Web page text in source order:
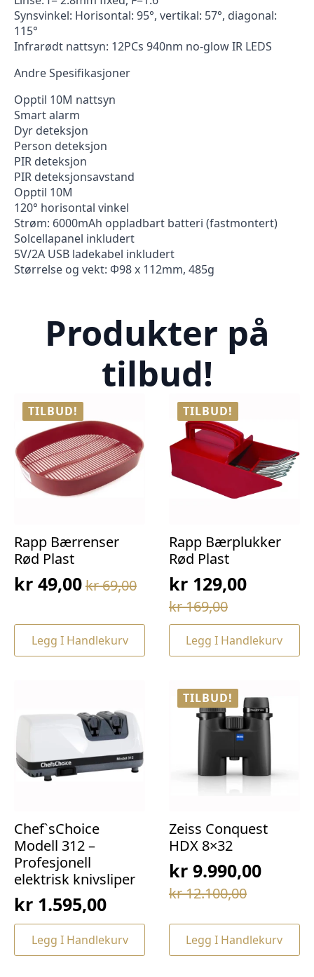
Synsvinkel: Horisontal: 95°, vertikal: 57°, diagonal:
115°
Infrarødt nattsyn: 12PCs 940nm no-glow IR LEDS
Andre Spesifikasjoner
Opptil 10M nattsyn
Smart alarm
Dyr deteksjon
Person deteksjon
PIR deteksjon
PIR deteksjonsavstand
Opptil 10M
120° horisontal vinkel
Strøm: 6000mAh oppladbart batteri (fastmontert)
Solcellapanel inkludert
5V/2A USB ladekabel inkludert
Størrelse og vekt: Φ98 x 112mm, 485g
Produkter på
tilbud!
TILBUD!
Rapp Bærrenser
Rød Plast
kr69,00
Opprinnelig
var:
kr 69,00.
kr 49,00
Nåværende
er:
kr 49,00.
Legg I Handlekurv
TILBUD!
Rapp Bærplukker
Rød Plast
kr169,00
Opprinnelig
pris
var:
kr129,00
Nåværende
pris
er:Legg I Handlekurv
Chef`sChoice
Modell 312 –
Profesjonell
elektrisk knivsliper
kr 1.595,00
Legg I Handlekurv
TILBUD!
Zeiss Conquest
HDX 8×32
kr12.100,00
Opprinnelig
var:
kr 12.100,00.
kr9.990,00
Nåværende
er:
kr 9.990,00.
Legg I Handlekurv